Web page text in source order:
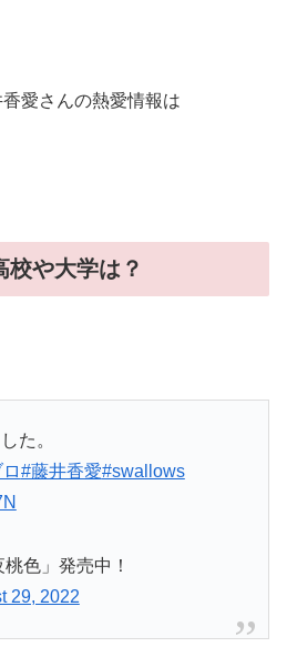
愛さんの熱愛情報は
校や大学は？
た。
#藤井香愛#swallows
色」発売中！
29, 2022